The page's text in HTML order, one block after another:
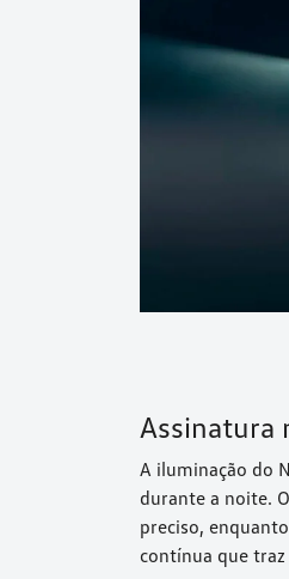
Assinatura
A iluminação do
durante a noite.
preciso,
contínua que